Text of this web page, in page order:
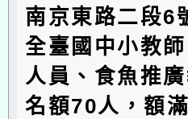
南京東路二段6
全臺國中小教
人員、食魚推
名額70人，額